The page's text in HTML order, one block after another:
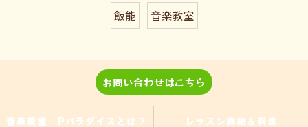
飯能 音楽教室
お問い合わせはこちら
音楽教室 Pパラダイスとは？ レッスン詳細＆料金